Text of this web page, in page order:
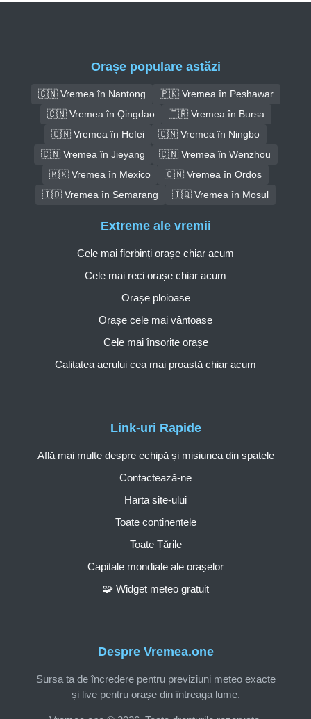
Orașe populare astăzi
🇨🇳 Vremea în Nantong
🇵🇰 Vremea în Peshawar
🇨🇳 Vremea în Qingdao
🇹🇷 Vremea în Bursa
🇨🇳 Vremea în Hefei
🇨🇳 Vremea în Ningbo
🇨🇳 Vremea în Jieyang
🇨🇳 Vremea în Wenzhou
🇲🇽 Vremea în Mexico
🇨🇳 Vremea în Ordos
🇮🇩 Vremea în Semarang
🇮🇶 Vremea în Mosul
Despre Vremea.one
Sursa ta de încredere pentru previziuni meteo exacte
și live pentru orașe din întreaga lume.
Link-uri Rapide
Află mai multe despre echipă și misiunea din spatele
Contactează-ne
Harta site-ului
Toate continentele
Toate Țările
Capitale mondiale ale orașelor
🧩 Widget meteo gratuit
Extreme ale vremii
Cele mai fierbinți orașe chiar acum
Cele mai reci orașe chiar acum
Orașe ploioase
Orașe cele mai vântoase
Cele mai însorite orașe
Calitatea aerului cea mai proastă chiar acum